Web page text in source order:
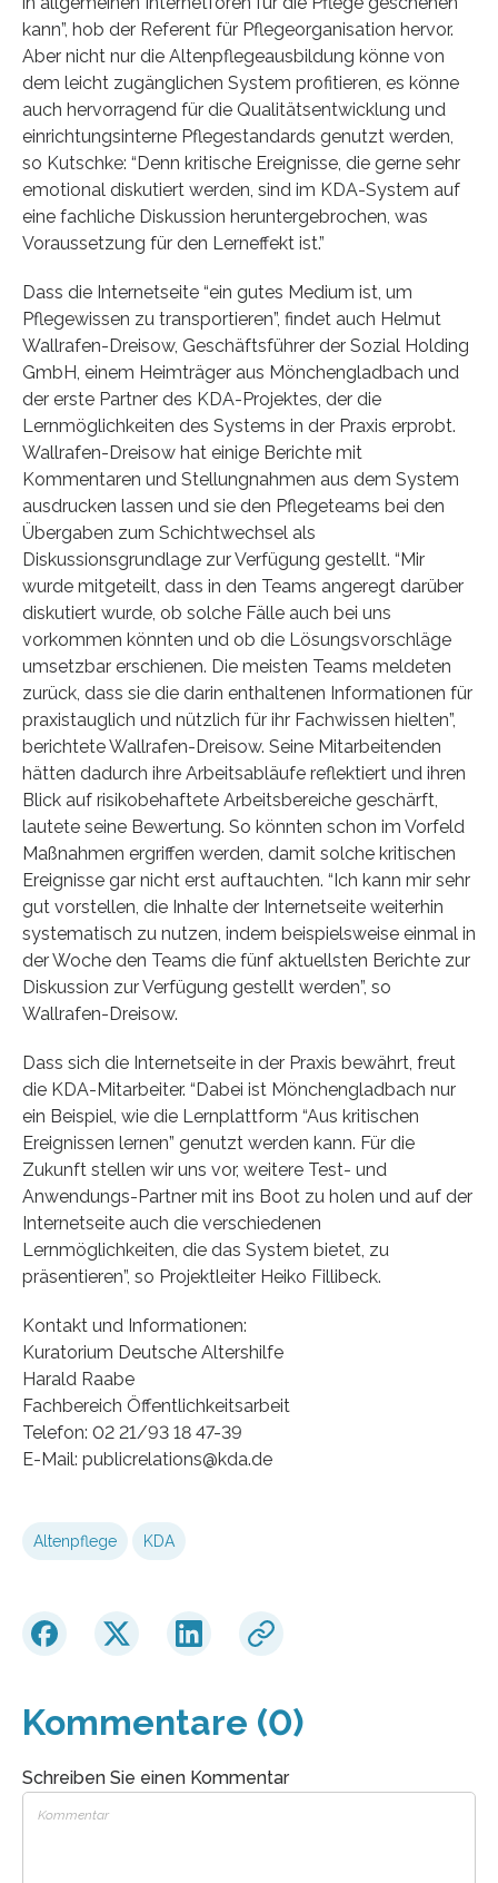
kann”, hob der Referent für Pflegeorganisation hervor.
Aber nicht nur die Altenpflegeausbildung könne von
dem leicht zugänglichen System profitieren, es könne
auch hervorragend für die Qualitätsentwicklung und
einrichtungsinterne Pflegestandards genutzt werden,
so Kutschke: “Denn kritische Ereignisse, die gerne sehr
emotional diskutiert werden, sind im KDA-System auf
eine fachliche Diskussion heruntergebrochen, was
Voraussetzung für den Lerneffekt ist.”
Dass die Internetseite “ein gutes Medium ist, um
Pflegewissen zu transportieren”, findet auch Helmut
Wallrafen-Dreisow, Geschäftsführer der Sozial Holding
GmbH, einem Heimträger aus Mönchengladbach und
der erste Partner des KDA-Projektes, der die
Lernmöglichkeiten des Systems in der Praxis erprobt.
Wallrafen-Dreisow hat einige Berichte mit
Kommentaren und Stellungnahmen aus dem System
ausdrucken lassen und sie den Pflegeteams bei den
Übergaben zum Schichtwechsel als
Diskussionsgrundlage zur Verfügung gestellt. “Mir
wurde mitgeteilt, dass in den Teams angeregt darüber
diskutiert wurde, ob solche Fälle auch bei uns
vorkommen könnten und ob die Lösungsvorschläge
umsetzbar erschienen. Die meisten Teams meldeten
zurück, dass sie die darin enthaltenen Informationen für
praxistauglich und nützlich für ihr Fachwissen hielten”,
berichtete Wallrafen-Dreisow. Seine Mitarbeitenden
hätten dadurch ihre Arbeitsabläufe reflektiert und ihren
Blick auf risikobehaftete Arbeitsbereiche geschärft,
lautete seine Bewertung. So könnten schon im Vorfeld
Maßnahmen ergriffen werden, damit solche kritischen
Ereignisse gar nicht erst auftauchten. “Ich kann mir sehr
gut vorstellen, die Inhalte der Internetseite weiterhin
systematisch zu nutzen, indem beispielsweise einmal in
der Woche den Teams die fünf aktuellsten Berichte zur
Diskussion zur Verfügung gestellt werden”, so
Wallrafen-Dreisow.
Dass sich die Internetseite in der Praxis bewährt, freut
die KDA-Mitarbeiter. “Dabei ist Mönchengladbach nur
ein Beispiel, wie die Lernplattform “Aus kritischen
Ereignissen lernen” genutzt werden kann. Für die
Zukunft stellen wir uns vor, weitere Test- und
Anwendungs-Partner mit ins Boot zu holen und auf der
Internetseite auch die verschiedenen
Lernmöglichkeiten, die das System bietet, zu
präsentieren”, so Projektleiter Heiko Fillibeck.
Kontakt und Informationen:
Kuratorium Deutsche Altershilfe
Harald Raabe
Fachbereich Öffentlichkeitsarbeit
Telefon: 02 21/93 18 47-39
E-Mail: publicrelations@kda.de
Altenpflege KDA
Kommentare (0)
Schreiben Sie einen Kommentar